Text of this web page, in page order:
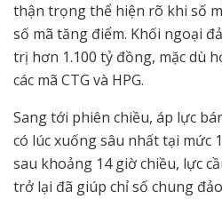
thận trọng thể hiện rõ khi số
số mã tăng điểm. Khối ngoại
trị hơn 1.100 tỷ đồng, mặc dù
các mã CTG và HPG.
Sang tới phiên chiều, áp lực
có lúc xuống sâu nhất tại mức
sau khoảng 14 giờ chiều, lực
trở lại đã giúp chỉ số chung